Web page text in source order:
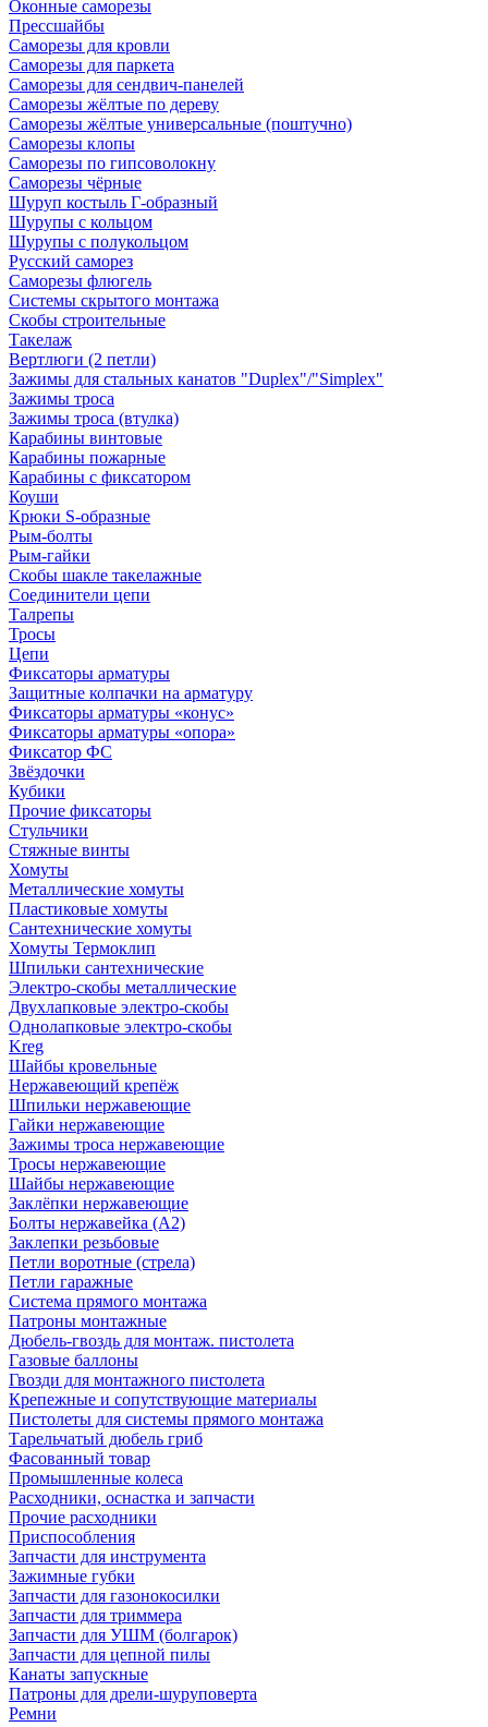
Оконные саморезы
Прессшайбы
Саморезы для кровли
Саморезы для паркета
Саморезы для сендвич-панелей
Саморезы жёлтые по дереву
Саморезы жёлтые универсальные (поштучно)
Саморезы клопы
Саморезы по гипсоволокну
Саморезы чёрные
Шуруп костыль Г-образный
Шурупы с кольцом
Шурупы с полукольцом
Русский саморез
Саморезы флюгель
Системы скрытого монтажа
Скобы строительные
Такелаж
Вертлюги (2 петли)
Зажимы для стальных канатов "Duplex"/"Simplex"
Зажимы троса
Зажимы троса (втулка)
Карабины винтовые
Карабины пожарные
Карабины с фиксатором
Коуши
Крюки S-образные
Рым-болты
Рым-гайки
Скобы шакле такелажные
Соединители цепи
Талрепы
Тросы
Цепи
Фиксаторы арматуры
Защитные колпачки на арматуру
Фиксаторы арматуры «конус»
Фиксаторы арматуры «опора»
Фиксатор ФС
Звёздочки
Кубики
Прочие фиксаторы
Стульчики
Стяжные винты
Хомуты
Металлические хомуты
Пластиковые хомуты
Сантехнические хомуты
Хомуты Термоклип
Шпильки сантехнические
Электро-скобы металлические
Двухлапковые электро-скобы
Однолапковые электро-скобы
Kreg
Шайбы кровельные
Нержавеющий крепёж
Шпильки нержавеющие
Гайки нержавеющие
Зажимы троса нержавеющие
Тросы нержавеющие
Шайбы нержавеющие
Заклёпки нержавеющие
Болты нержавейка (А2)
Заклепки резьбовые
Петли воротные (стрела)
Петли гаражные
Система прямого монтажа
Патроны монтажные
Дюбель-гвоздь для монтаж. пистолета
Газовые баллоны
Гвозди для монтажного пистолета
Крепежные и сопутствующие материалы
Пистолеты для системы прямого монтажа
Тарельчатый дюбель гриб
Фасованный товар
Промышленные колеса
Расходники, оснастка и запчасти
Прочие расходники
Приспособления
Запчасти для инструмента
Зажимные губки
Запчасти для газонокосилки
Запчасти для триммера
Запчасти для УШМ (болгарок)
Запчасти для цепной пилы
Канаты запускные
Патроны для дрели-шуруповерта
Ремни